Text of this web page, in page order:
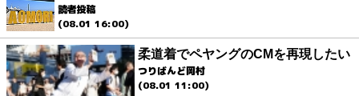
読者投稿
(08.01 16:00)
柔道着でペヤングのCMを再現したい
つりばんど岡村
(08.01 11:00)